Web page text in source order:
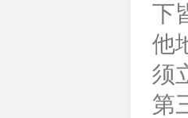
下
他
须
第